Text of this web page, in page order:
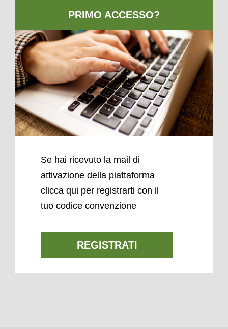
Se hai ricevuto la mail di
attivazione della piattaforma
clicca qui per registrarti con il
tuo codice convenzione
REGISTRATI